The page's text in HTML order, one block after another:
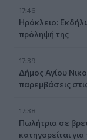
17:46
Ηράκλειο:
πρόληψή της
17:39
Δήμος Αγίου
παρεμβάσεις
17:38
Πωλήτρια σε
κατηγορείται